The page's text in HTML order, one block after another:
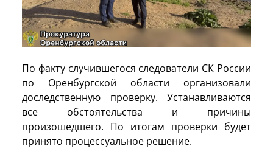
По факту случившегося следователи СК России
по Оренбургской области организовали
доследственную проверку. Устанавливаются
все обстоятельства и причины
произошедшего. По итогам проверки будет
принято процессуальное решение.